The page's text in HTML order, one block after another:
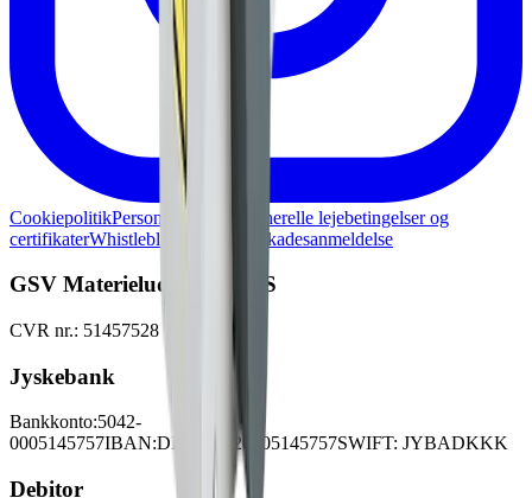
CookiepolitikPersondatapolitik
Generelle lejebetingelser og
certifikaterWhistleblowerordning Skadesanmeldelse
GSV Materieludlejning A/S
CVR nr.: 51457528
Jyskebank
Bankkonto:5042-
0005145757IBAN:DK3450420005145757SWIFT: JYBADKKK
Debitor